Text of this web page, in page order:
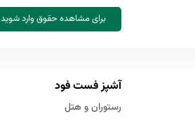
برای مشاهده حقوق وارد شوید
آشپز فست فود
رستوران و هتل